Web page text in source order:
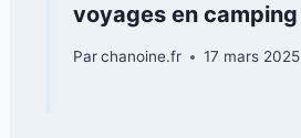
voyages en camping
Parchanoine.fr 17 mars 2025